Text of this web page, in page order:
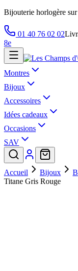
Bijouterie horlogère
01 40 76 02 02
8e
Montres
Bijoux
Accessoires
Idées cadeaux
Occasions
SAV
Accueil Bijoux
Titane Gris Rouge